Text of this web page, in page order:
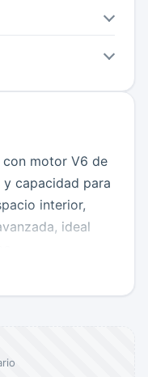
con motor V6 de
capacidad para
interior,
ideal